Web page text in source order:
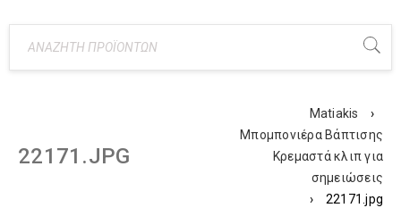
22171.JPG
Matiakis
›
Μπομπονιέρα Βάπτισης
Κρεμαστά κλιπ για
σημειώσεις
›
22171.jpg